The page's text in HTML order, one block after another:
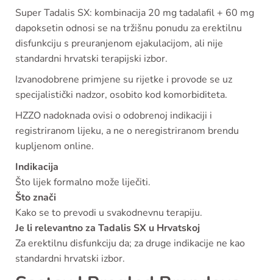
Super Tadalis SX: kombinacija 20 mg tadalafil + 60 mg
dapoksetin odnosi se na tržišnu ponudu za erektilnu
disfunkciju s preuranjenom ejakulacijom, ali nije
standardni hrvatski terapijski izbor.
Izvanodobrene primjene su rijetke i provode se uz
specijalistički nadzor, osobito kod komorbiditeta.
HZZO nadoknada ovisi o odobrenoj indikaciji i
registriranom lijeku, a ne o neregistriranom brendu
kupljenom online.
Indikacija
Što lijek formalno može liječiti.
Što znači
Kako se to prevodi u svakodnevnu terapiju.
Je li relevantno za Tadalis SX u Hrvatskoj
Za erektilnu disfunkciju da; za druge indikacije ne kao
standardni hrvatski izbor.